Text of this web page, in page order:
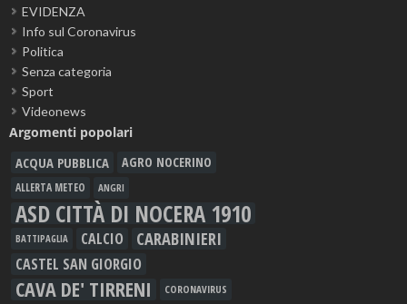
EVIDENZA
Info sul Coronavirus
Politica
Senza categoria
Sport
Videonews
Argomenti popolari
ACQUA PUBBLICA AGRO NOCERINO
ALLERTA METEO ANGRI
ASD CITTÀ DI NOCERA 1910
BATTIPAGLIA CALCIO CARABINIERI
CASTEL SAN GIORGIO
CAVA DE' TIRRENI CORONAVIRUS